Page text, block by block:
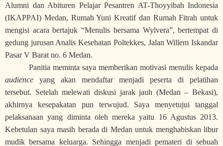
Alumni dan Abituren Pelajar Pesantren AT-Thoyyibah Indonesia
(IKAPPAI) Medan, Rumah Yuni Kreatif dan Rumah Fitrah untuk
mengisi acara bertajuk “Menulis bersama Wylvera”, bertempat di
gedung jurusan Analis Kesehatan Poltekkes, Jalan Willem Iskandar
Pasar V Barat no. 6 Medan.
Panitia meminta saya memberikan motivasi menulis kepada
audience yang akan mendaftar menjadi peserta di pelatihan
tersebut. Setelah melewati diskusi jarak jauh (Medan – Bekasi),
akhirnya kesepakatan pun terwujud. Saya menyetujui tanggal
pelaksanaan yang diminta oleh mereka yaitu 16 Agustus 2013.
Kebetulan saya masih berada di Medan untuk menghabiskan libur
mudik bersama keluarga. Sehingga menjadi pemateri di sebuah